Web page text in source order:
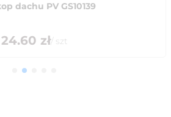
dachu PV GS10139
24.60 zł/ szt